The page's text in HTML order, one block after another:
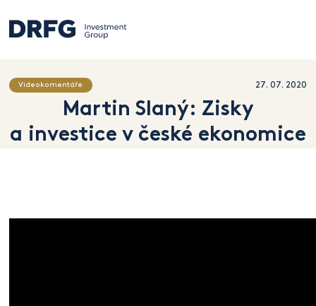
Videokomentáře 27. 07. 2020
Martin Slaný: Zisky
a investice v české ekonomice